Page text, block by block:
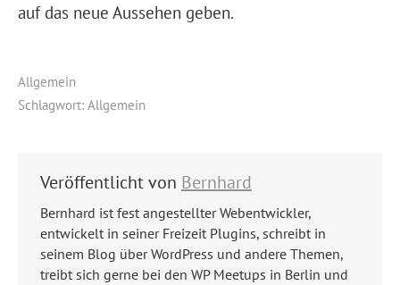
auf das neue Aussehen geben.
Allgemein
Schlagwort: Allgemein
Veröffentlicht von Bernhard
Bernhard ist fest angestellter Webentwickler,
entwickelt in seiner Freizeit Plugins, schreibt in
seinem Blog über WordPress und andere Themen,
treibt sich gerne bei den WP Meetups in Berlin und